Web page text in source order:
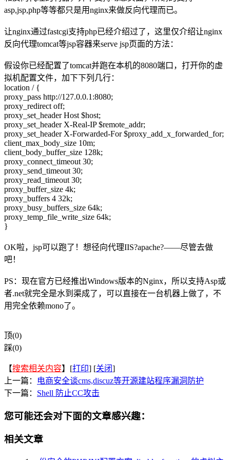
asp,jsp,php等等都只是用nginx来做反向代理而已。
让nginx通过fastcgi支持php已经介绍过了，这里仅介绍让nginx
反向代理tomcat等jsp容器来serve jsp页面的方法：
假设你已经配置了tomcat并跑在本机的8080端口，打开你的虚
拟机配置文件，加下下列几行：
location / {
proxy_pass http://127.0.0.1:8080;
proxy_redirect off;
proxy_set_header Host $host;
proxy_set_header X-Real-IP $remote_addr;
proxy_set_header X-Forwarded-For $proxy_add_x_forwarded_for;
client_max_body_size 10m;
client_body_buffer_size 128k;
proxy_connect_timeout 30;
proxy_send_timeout 30;
proxy_read_timeout 30;
proxy_buffer_size 4k;
proxy_buffers 4 32k;
proxy_busy_buffers_size 64k;
proxy_temp_file_write_size 64k;
}
OK啦，jsp可以跑了！想径向代理IIS?apache?——尽管去做
吧！
PS：现在官方已经推出Windows版本的Nginx，所以支持Asp或
者.net就完全是水到渠成了，可以直接在一台机器上做了，不
用完全依赖mono了。
顶(0)
踩(0)
【搜索相关内容】[打印] [关闭]
上一篇：
电商安全谈cms,discuz等开源建站程序漏洞防护
下一篇： Shell 防止CC攻击
您可能还会对下面的文章感兴趣：
相关文章